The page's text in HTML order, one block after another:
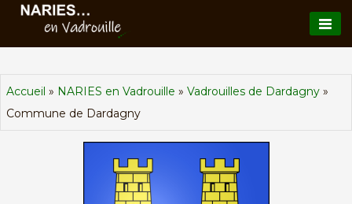
Skip
Accueil » NARIES en Vadrouille » Vadrouilles de Dardagny »
Commune de Dardagny